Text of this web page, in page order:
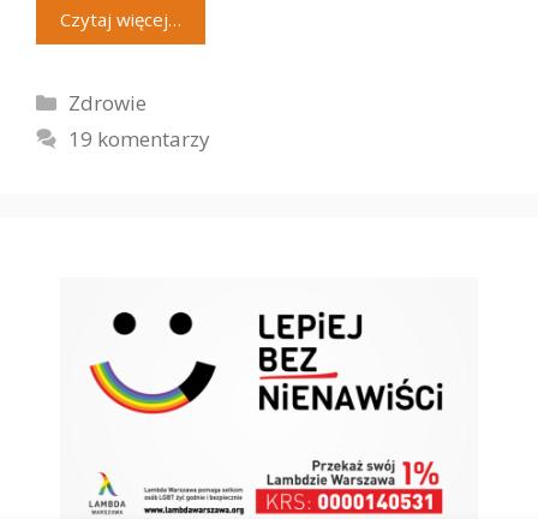
Czytaj więcej…
Kategorie
Zdrowie
19 komentarzy